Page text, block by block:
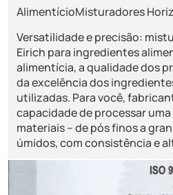
AlimentícioMisturadores
Versatilidade e precisão:
Eirich para ingredientes
alimentícia, a qualidade dos
da excelência dos
utilizadas. Para você,
capacidade de processar
materiais – de pós finos a
úmidos, com consistência e